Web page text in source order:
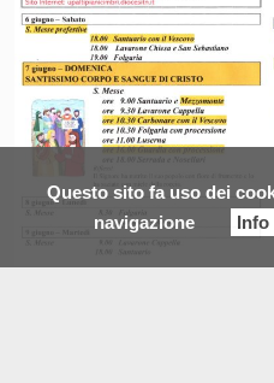
Questo sito fa uso dei
navigazione
Info